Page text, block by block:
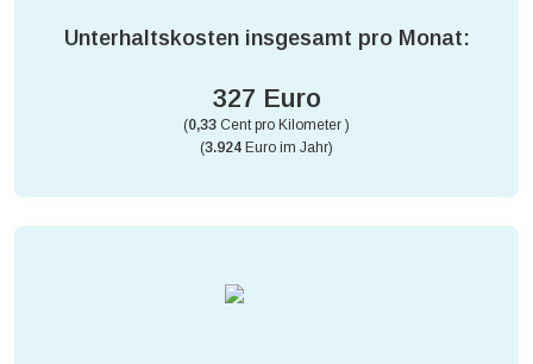
Unterhaltskosten insgesamt pro Monat:
327 Euro
(0,33 Cent pro Kilometer )
(3.924 Euro im Jahr)